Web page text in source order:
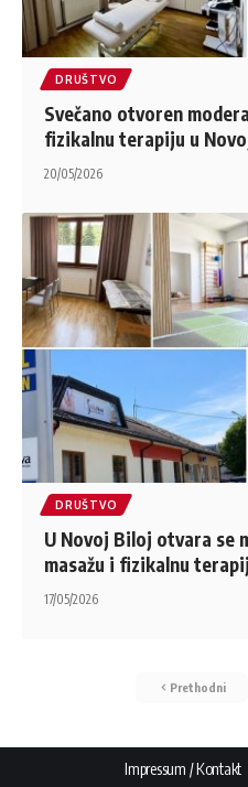
DRUŠTVO
Svečano otvoren
fizikalnu terapiju u
20/05/2026
DRUŠTVO
U Novoj Biloj otvara se
masažu i fizikalnu
17/05/2026
Prethodni
Impressum / Kontakt